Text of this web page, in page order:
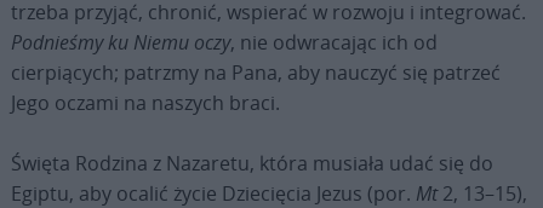
trzeba przyjąć, chronić, wspierać w rozwoju i integrować.
Podnieśmy ku Niemu oczy, nie odwracając ich od
cierpiących; patrzmy na Pana, aby nauczyć się patrzeć
Jego oczami na naszych braci.
Święta Rodzina z Nazaretu, która musiała udać się do
Egiptu, aby ocalić życie Dziecięcia Jezus (por. Mt2, 13–15),